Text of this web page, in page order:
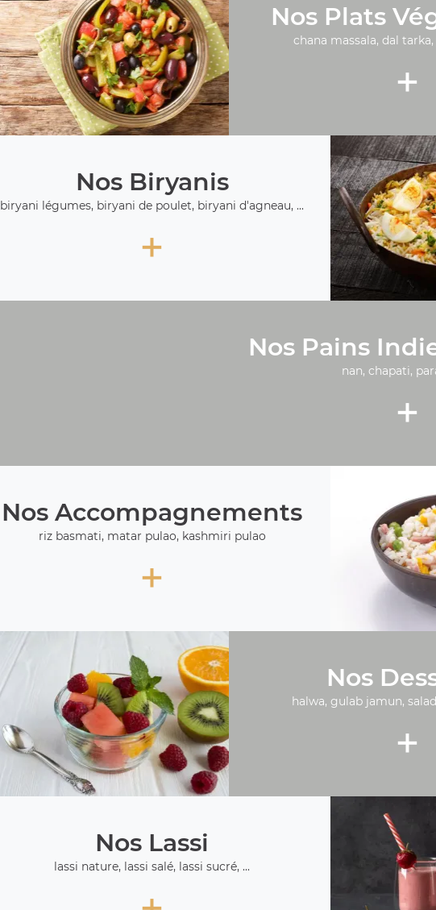
Nos Plats
chana massala, dal tarka,
+
Nos Biryanis
biryani légumes, biryani de poulet, biryani d'agneau, ...
+
Nos Pains
nan, chapati,
+
Nos Accompagnements
riz basmati, matar pulao, kashmiri pulao
+
Nos
halwa, gulab jamun,
+
Nos Lassi
lassi nature, lassi salé, lassi sucré, ...